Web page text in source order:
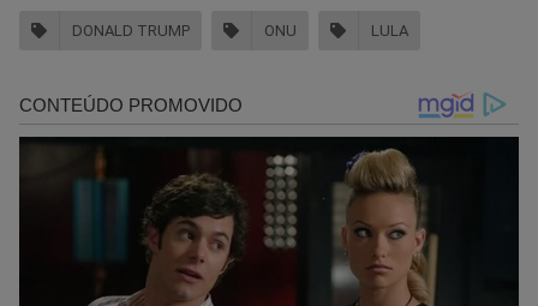
DONALD TRUMP ONU LULA